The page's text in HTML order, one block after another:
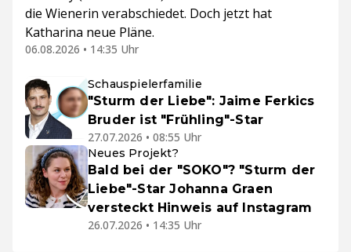
die Wienerin verabschiedet. Doch jetzt hat
Katharina neue Pläne.
06.08.2026 • 14:35 Uhr
Schauspielerfamilie
"Sturm der Liebe": Jaime Ferkics
Bruder ist "Frühling"-Star
27.07.2026 • 08:55 Uhr
Neues Projekt?
Bald bei der "SOKO"? "Sturm der
Liebe"-Star Johanna Graen
versteckt Hinweis auf Instagram
26.07.2026 • 14:35 Uhr